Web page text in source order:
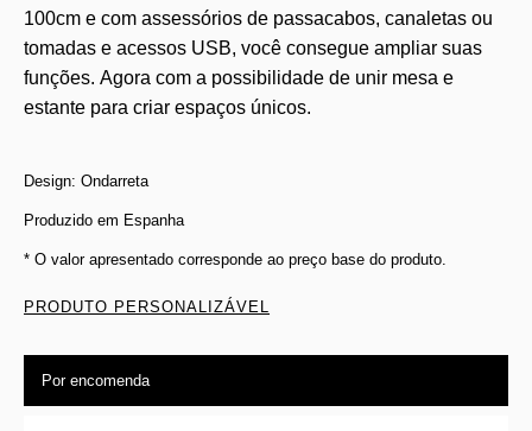
100cm e com assessórios de passacabos, canaletas ou
tomadas e acessos USB, você consegue ampliar suas
funções. Agora com a possibilidade de unir mesa e
estante para criar espaços únicos.
Design: Ondarreta
Produzido em Espanha
* O valor apresentado corresponde ao preço base do produto.
PRODUTO PERSONALIZÁVEL
Por encomenda